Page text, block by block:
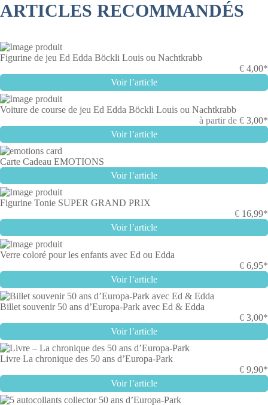
ARTICLES RECOMMANDÉS
Figurine de jeu Ed Edda Böckli Louis ou Nachtkrabb
€ 4,00*
Voir l’article
Voiture de course de jeu Ed Edda Böckli Louis ou Nachtkrabb
à partir de € 3,00*
Voir l’article
Carte Cadeau EMOTIONS
Voir l’article
Figurine Tonie SUPER GRAND PRIX
€ 16,99*
Voir l’article
Verre coloré pour les enfants avec Ed ou Edda
€ 6,95*
Voir l’article
Billet souvenir 50 ans d’Europa-Park avec Ed & Edda
€ 3,00*
Voir l’article
Livre La chronique des 50 ans d’Europa-Park
€ 9,90*
Voir l’article